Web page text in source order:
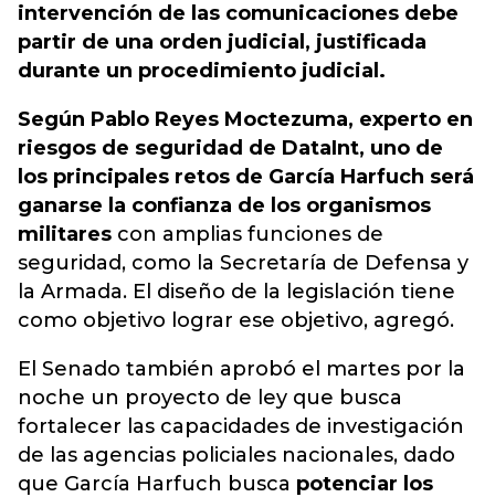
intervención de las comunicaciones debe
partir de una orden judicial, justificada
durante un procedimiento judicial.
Según Pablo Reyes Moctezuma, experto en
riesgos de seguridad de DataInt, uno de
los principales retos de García Harfuch será
ganarse la confianza de los organismos
militares con amplias funciones de
seguridad, como la Secretaría de Defensa y
la Armada. El diseño de la legislación tiene
como objetivo lograr ese objetivo, agregó.
El Senado también aprobó el martes por la
noche un proyecto de ley que busca
fortalecer las capacidades de investigación
de las agencias policiales nacionales, dado
que García Harfuch busca potenciar los